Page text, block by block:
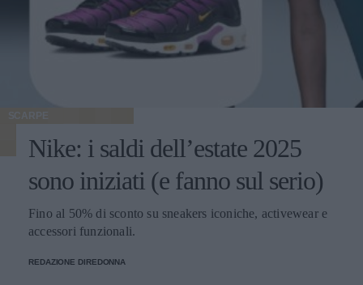
SCARPE
Nike: i saldi dell’estate 2025
sono iniziati (e fanno sul serio)
Fino al 50% di sconto su sneakers iconiche, activewear e
accessori funzionali.
REDAZIONE DIREDONNA